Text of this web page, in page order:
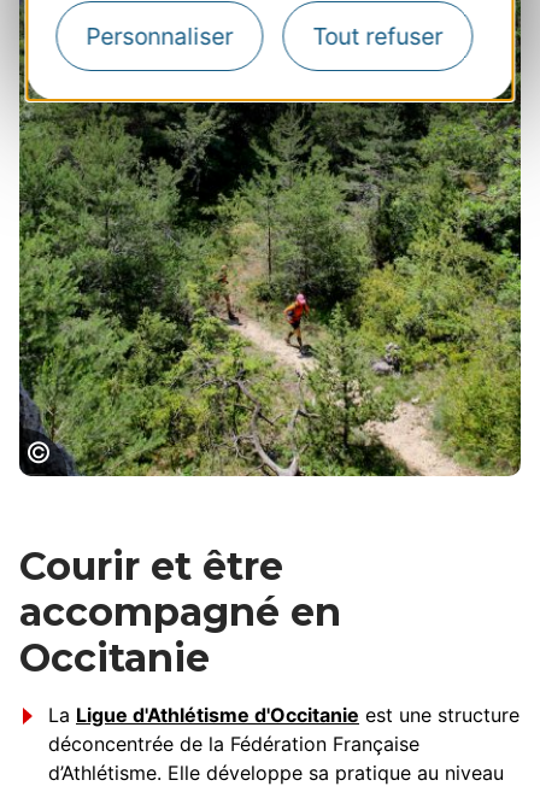
Personnaliser Tout refuser
Courir et être
accompagné en
Occitanie
La Ligue d'Athlétisme d'Occitanie est une structure
déconcentrée de la Fédération Française
d’Athlétisme. Elle développe sa pratique au niveau